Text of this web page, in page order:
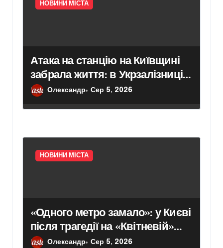
НОВИНИ МІСТА
Атака на станцію на Київщині
забрала життя: в Укрзалізниці
розповіли, чому потяги не
Олександр Сер 5, 2026
НОВИНИ МІСТА
«Одного метро замало»: у Києві
після трагедії на «Квітневій»
вимагають додаткових
Олександр Сер 5, 2026